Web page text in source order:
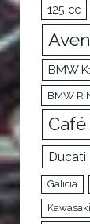
125 cc
BMW
BMW R
Ducati
Galicia